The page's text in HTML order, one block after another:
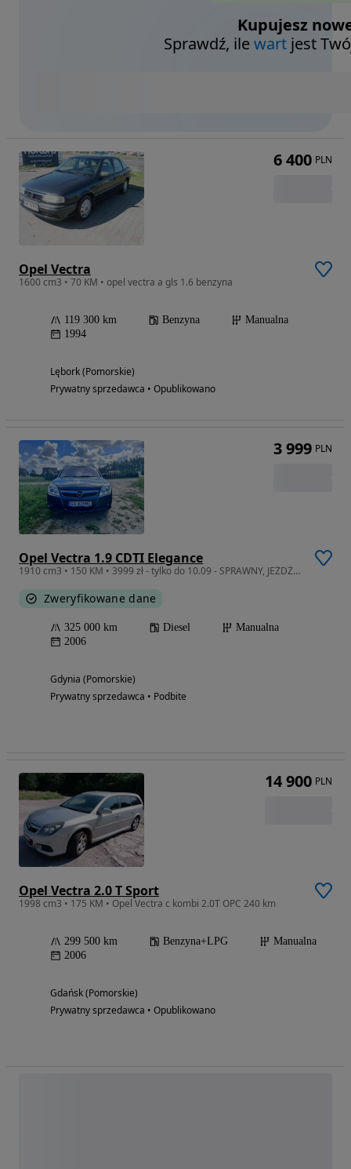
Kupujesz
Sprawdź, ilewart jest
Opel Vectra
1600 cm3 • 70 KM • opel vectra a gls 1.6 benzyna
119 300 km Benzyna
Manualna
1994
Lębork (Pomorskie)
Prywatny sprzedawca • Opublikowano
6 400 PLN
Opel Vectra 1.9 CDTI Elegance
1910 cm3 • 150 KM • 3999 zł - tylko do 10.09 - SPRAWNY, JEŻDŻĄCY - OPEL VECTRA
Zweryfikowane dane
325 000 km Diesel
Manualna
2006
Gdynia (Pomorskie)
Prywatny sprzedawca • Podbite
3 999 PLN
Opel Vectra 2.0 T Sport
1998 cm3 • 175 KM • Opel Vectra c kombi 2.0T OPC 240 km
299 500 km Benzyna+LPG
Manualna
2006
Gdańsk (Pomorskie)
Prywatny sprzedawca • Opublikowano
14 900 PLN